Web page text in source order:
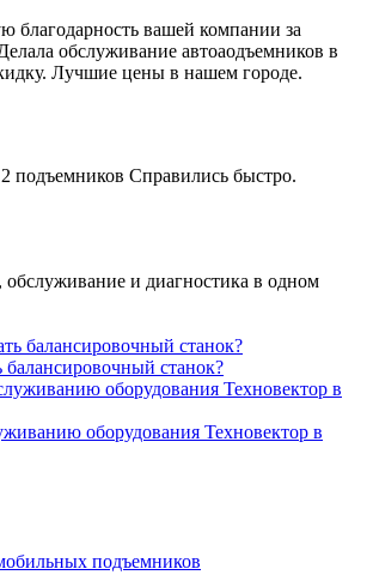
вашей компании за
обслуживание автоаодъемников в
Лучшие цены в нашем городе.
2 подъемников Справились быстро.
обслуживание и диагностика в одном
балансировочный станок?
оборудования Техновектор в
подъемников